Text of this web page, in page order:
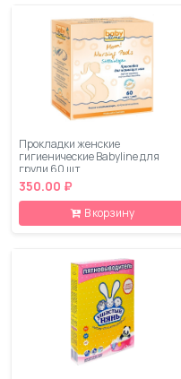
Прокладки женские
гигиенические Babyline для
груди 60 шт.
350.00 ₽
В корзину